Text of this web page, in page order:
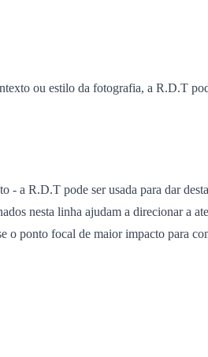
ou estilo da fotografia, a R.D.T
a R.D.T pode ser usada para dar
nesta linha ajudam a direcionar a
o ponto focal de maior impacto para